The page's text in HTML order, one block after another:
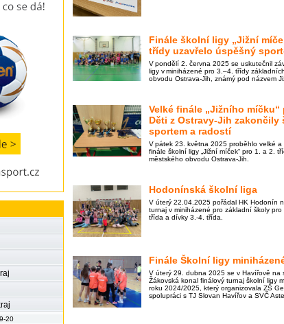
20
Finále školní ligy „Jižní
třídy uzavřelo úspěšný
V pondělí 2. června 2025 se uskutečnil
ligy v miniházené pro 3.–4. třídy
obvodu Ostrava-Jih, známý pod názvem
Velké finále „Jižního míčku“
Děti z Ostravy-Jih zakončily
sportem a radostí
V pátek 23. května 2025 proběhlo velké
finále školní ligy „Jižní míček“ pro 1. a 2.
městského obvodu Ostrava-Jih.
Hodonínská školní liga
V úterý 22.04.2025 pořádal HK Hodonín
turnaj v miniházené pro základní školy pro
třída a dívky 3.-4. třída.
Finále Školní ligy
V úterý 29. dubna 2025 se v Havířově na
Žákovská konal finálový turnaj školní ligy
roku 2024/2025, který organizovala ZŠ
spolupráci s TJ Slovan Havířov a SVČ